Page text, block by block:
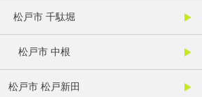
松戸市 千駄堀
松戸市 中根
松戸市 松戸新田